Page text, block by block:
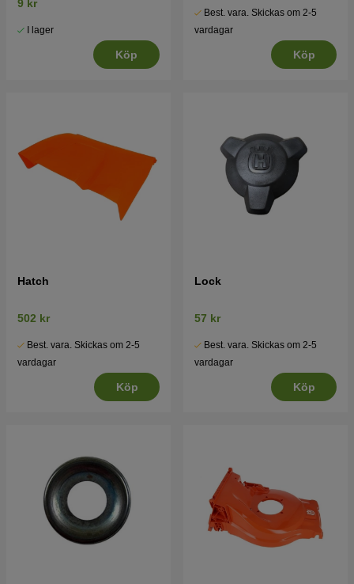
9 kr
I lager
Köp
Best. vara. Skickas om 2-5
vardagar
Köp
Hatch
502 kr
Best. vara. Skickas om 2-5
vardagar
Köp
Lock
57 kr
Best. vara. Skickas om 2-5
vardagar
Köp